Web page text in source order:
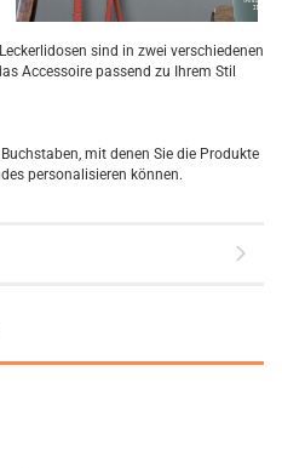
sind in zwei verschiedenen
Accessoire passend zu Ihrem Stil
mit denen Sie die Produkte
personalisieren können.